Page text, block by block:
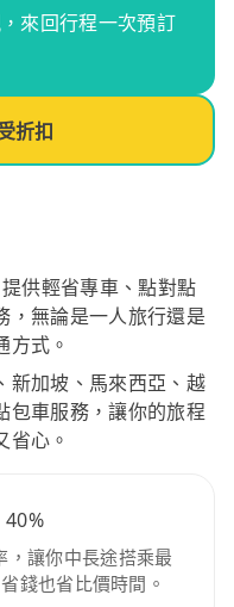
來回行程一次預訂
折扣
供輕省專車、點對點
，無論是一人旅行還是
方式。
新加坡、馬來西亞、越
包車服務，讓你的旅程
省心。
40%
，讓你中長途搭乘最
錢也省比價時間。